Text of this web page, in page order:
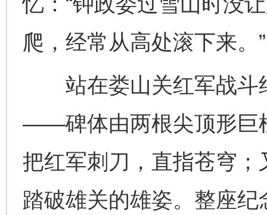
爬，经常从高处滚下来。”
站在娄山关红军战斗
——碑体由两根尖顶形巨
把红军刺刀，直指苍穹
踏破雄关的雄姿。整座